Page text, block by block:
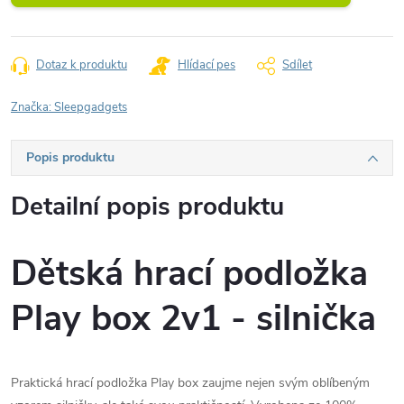
Dotaz k produktu Hlídací pes Sdílet
Značka:Sleepgadgets
Popis produktu
Detailní popis produktu
Dětská hrací podložka
Play box 2v1 - silnička
Praktická hrací podložka Play box zaujme nejen svým oblíbeným